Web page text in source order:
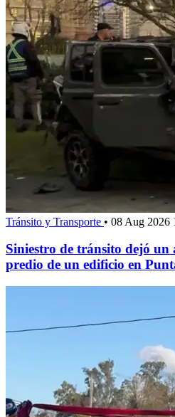
Tránsito y Transporte • 08 Aug 2026
Siniestro de tránsito dejó
predio de un edificio en